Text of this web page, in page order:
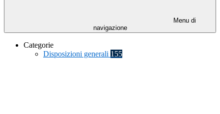
Menu di
navigazione
Categorie
Disposizioni generali 155